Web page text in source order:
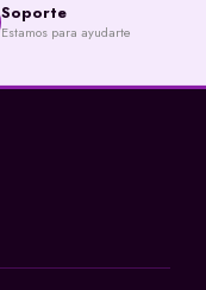
Soporte
Estamos para ayudarte